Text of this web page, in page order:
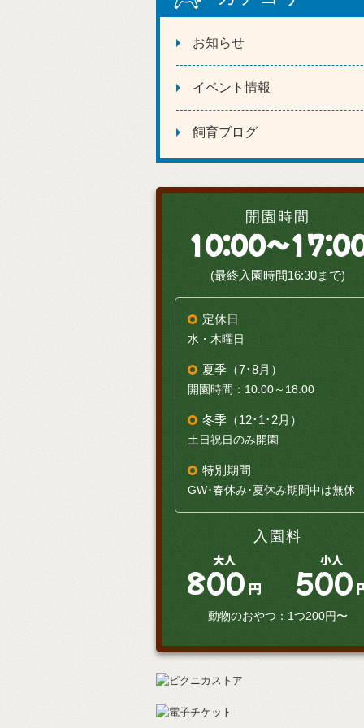
お知らせ
イベント情報
飼育ブログ
開園時間
10:00～
(最終入園時間16:30まで)
定休日
水・木曜日
夏季（7･8月）
開園時間：10:00～18:00
冬季（12･1･2月）
土日祝日のみ開園
特別期間
GW･春休み･夏休み期間中は無休
入園料
大人
800 円
小人
500
動物のおやつ：1つ200円〜